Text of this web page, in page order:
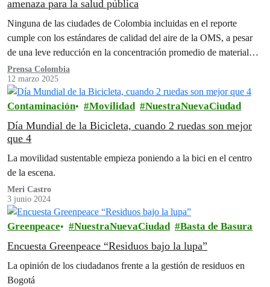
amenaza para la salud pública
Ninguna de las ciudades de Colombia incluidas en el reporte
cumple con los estándares de calidad del aire de la OMS, a pesar
de una leve reducción en la concentración promedio de material
particulado fino (PM2.5).
Prensa Colombia
12 marzo 2025
Contaminación Movilidad NuestraNuevaCiudad
Día Mundial de la Bicicleta, cuando 2 ruedas son mejor
que 4
La movilidad sustentable empieza poniendo a la bici en el centro
de la escena.
Meri Castro
3 junio 2024
Greenpeace NuestraNuevaCiudad Basta de Basura
Encuesta Greenpeace “Residuos bajo la lupa”
La opinión de los ciudadanos frente a la gestión de residuos en
Bogotá